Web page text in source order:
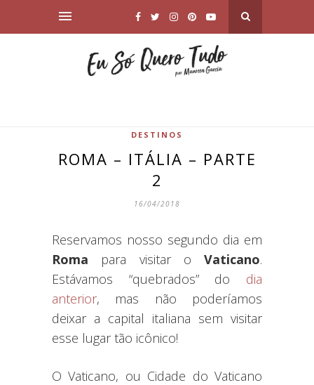
DESTINOS
ROMA – ITÁLIA – PARTE
2
16/04/2018
Reservamos nosso segundo dia em
Roma para visitar o Vaticano.
Estávamos “quebrados” do dia
anterior, mas não poderíamos
deixar a capital italiana sem visitar
esse lugar tão icônico!
O Vaticano, ou Cidade do Vaticano